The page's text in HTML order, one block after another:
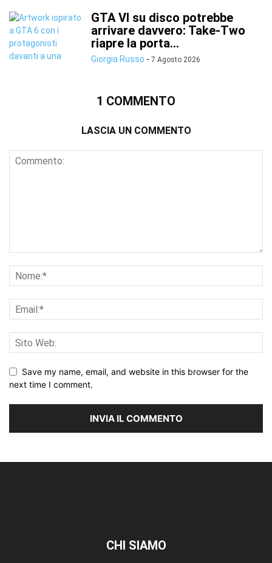
GTA VI su disco potrebbe
arrivare davvero: Take-Two
riapre la porta...
Giorgia Russo - 7 Agosto 2026
1 COMMENTO
LASCIA UN COMMENTO
Save my name, email, and website in this browser for the
next time I comment.
CHI SIAMO